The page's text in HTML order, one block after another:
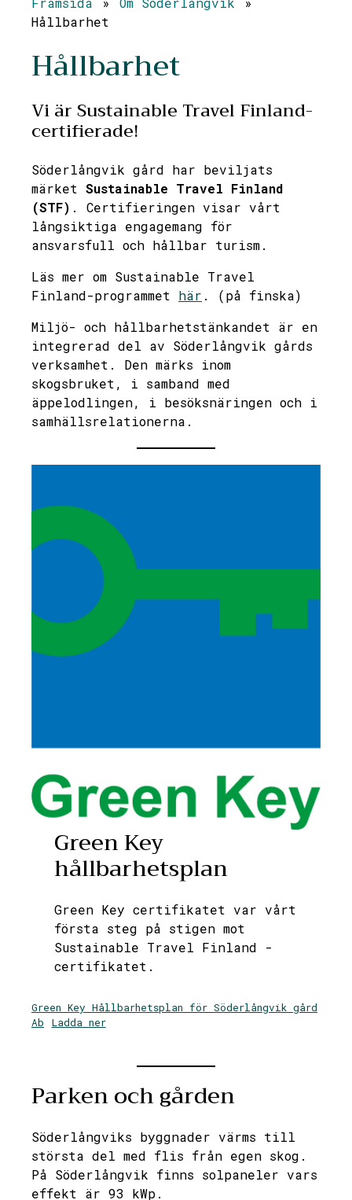
Hållbarhet
Hållbarhet
Vi är Sustainable Travel Finland-
certifierade!
Söderlångvik gård har beviljats
märket Sustainable Travel Finland
(STF) . Certifieringen visar vårt
långsiktiga engagemang för
ansvarsfull och hållbar turism.
Läs mer om Sustainable Travel
Finland-programmet här . (på finska)
Miljö- och hållbarhetstänkandet är en
integrerad del av Söderlångvik gårds
verksamhet. Den märks inom
skogsbruket, i samband med
äppelodlingen, i besöksnäringen och i
samhällsrelationerna.
Green Key
hållbarhetsplan
Green Key certifikatet var vårt
första steg på stigen mot
Sustainable Travel Finland -
certifikatet.
Green Key Hållbarhetsplan för Söderlångvik gård
Ab
Ladda ner
Parken och gården
Söderlångviks byggnader värms till
största del med flis från egen skog.
På Söderlångvik finns solpaneler vars
effekt är 93 kWp.